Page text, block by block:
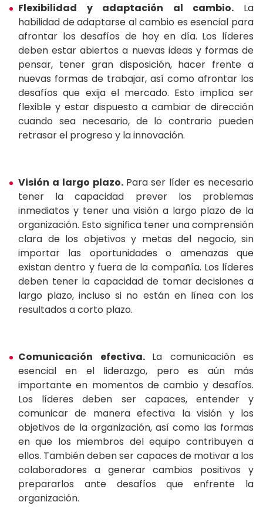
Flexibilidad y adaptación al cambio. La
habilidad de adaptarse al cambio es esencial para
afrontar los desafíos de hoy en día. Los líderes
deben estar abiertos a nuevas ideas y formas de
pensar, tener gran disposición, hacer frente a
nuevas formas de trabajar, así como afrontar los
desafíos que exija el mercado. Esto implica ser
flexible y estar dispuesto a cambiar de dirección
cuando sea necesario, de lo contrario pueden
retrasar el progreso y la innovación.
Visión a largo plazo. Para ser líder es necesario
tener la capacidad prever los problemas
inmediatos y tener una visión a largo plazo de la
organización. Esto significa tener una comprensión
clara de los objetivos y metas del negocio, sin
importar las oportunidades o amenazas que
existan dentro y fuera de la compañía. Los líderes
deben tener la capacidad de tomar decisiones a
largo plazo, incluso si no están en línea con los
resultados a corto plazo.
Comunicación efectiva. La comunicación es
esencial en el liderazgo, pero es aún más
importante en momentos de cambio y desafíos.
Los líderes deben ser capaces, entender y
comunicar de manera efectiva la visión y los
objetivos de la organización, así como las formas
en que los miembros del equipo contribuyen a
ellos. También deben ser capaces de motivar a los
colaboradores a generar cambios positivos y
prepararlos ante desafíos que enfrente la
organización.